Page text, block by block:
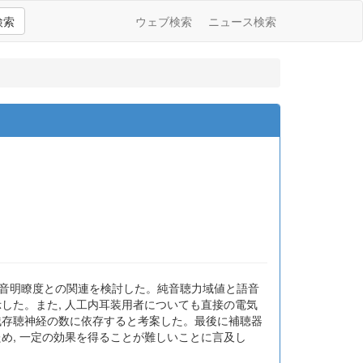
索 ウェブ検索 ニュース検索
明瞭度との関連を検討した。純音聴力域値と語音
た。また, 人工内耳装用者についても直接の電気
聴神経の数に依存すると考案した。最後に補聴器
, 一定の効果を得ることが難しいことに言及し